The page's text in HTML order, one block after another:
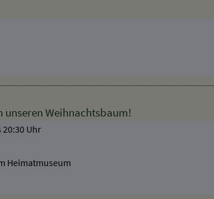
Weihnachtsbaum!
20:30 Uhr
Heimatmuseum